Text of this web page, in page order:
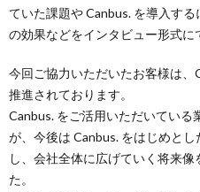
ていた課題や Canbus. を導入す
の効果などをインタビュー形式に
今回ご協力いただいたお客様は
推進されております。
Canbus. をご活用いただいてい
が、今後は Canbus. をはじめと
し、会社全体に広げていく将来
た。